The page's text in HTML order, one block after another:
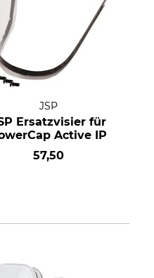
JSP
Ersatzvisier für
Active IP
57,50